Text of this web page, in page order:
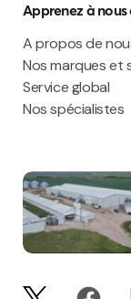
Apprenez à
A propos de
Nos marques et
Service global
Nos spécialistes